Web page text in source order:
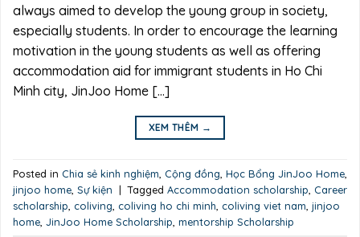
always aimed to develop the young group in society,
especially students. In order to encourage the learning
motivation in the young students as well as offering
accommodation aid for immigrant students in Ho Chi
Minh city, JinJoo Home […]
XEM THÊM →
Posted in Chia sẻ kinh nghiệm Cộng đồng Học Bổng JinJoo Home
jinjoo home Sự kiện | Tagged Accommodation scholarship Career
scholarship coliving coliving ho chi minh coliving viet nam jinjoo
home JinJoo Home Scholarship mentorship Scholarship